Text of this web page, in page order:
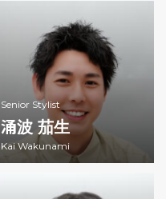
Senior Stylist
涌波 茄生
Kai Wakunami